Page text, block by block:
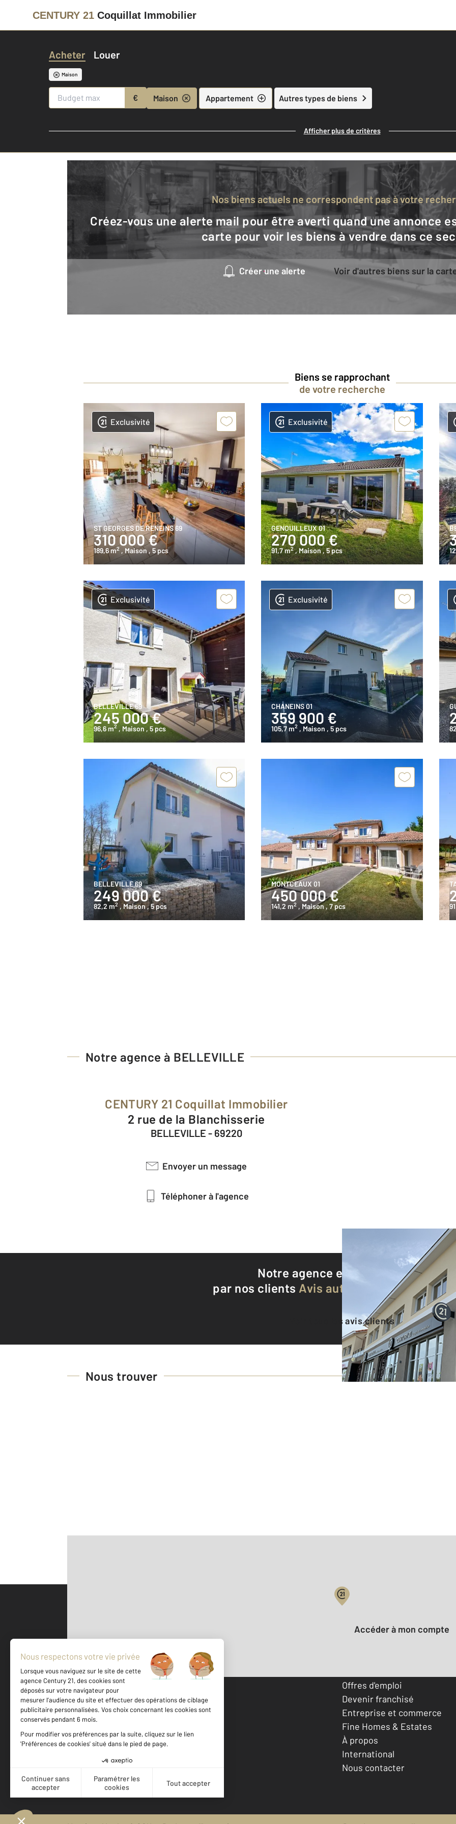
CENTURY 21 Coquillat Immobilier
Acheter Louer
Maison
€ Maison Appartement Autres types de biens
Afficher plus de critères
Nos biens actuels ne correspondent pas à votre
Créez-vous une alerte mail pour être averti quand une annonce est en ligne et consultez la
carte pour voir les biens à vendre dans ce
Créer une alerte Voir d'autres biens sur la
Biens se rapprochant
de votre recherche
Exclusivité
ST GEORGES DE RENEINS 69
310 000 €
189,6 m2 , Maison , 5 pcs
Exclusivité
GENOUILLEUX 01
270 000 €
91,7 m2 , Maison, 5 pcs
Exclusivité
BELLEVILLE 69
245 000 €
96,6 m2 , Maison , 5 pcs
Exclusivité
CHANEINS 01
359 900 €
105,7 m2 , Maison , 5 pcs
BELLEVILLE 69
249 000 €
82,2 m2 , Maison , 5 pcs
MONTCEAUX 01
450 000 €
141,2 m2 , Maison, 7 pcs
Notre agence à BELLEVILLE
CENTURY 21 Coquillat Immobilier
2 rue de la Blanchisserie
BELLEVILLE - 69220
Envoyer un message
Téléphoner à l'agence
Notre agence est notée
9,0/10
par nos clients Avis authentifiés par
Voir tous les avis clients
Nous trouver
500 m ©Mappy
Votre compte :
Accéder à mon compte
Votre agence est notée
Achat
Location
Offres d'emploi
Devenir franchisé
Entreprise et commerce
Fine Homes & Estates
À propos
International
Nous contacter